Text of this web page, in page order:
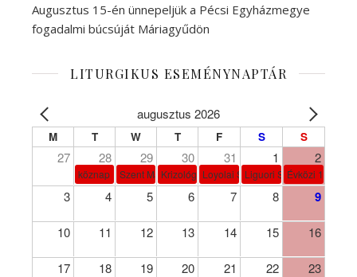
Augusztus 15-én ünnepeljük a Pécsi Egyházmegye
fogadalmi búcsúját Máriagyűdön
LITURGIKUS ESEMÉNYNAPTÁR
augusztus 2026
M T W T F S S
27 28 29 30 31 1 2
köznap Szent Márta, Mária és Lázár
Krizológ Szent Péter
Loyolai Szent IgnácLiguori Szent Alfonz pk-et.
Évközi 18.
3 4 5 6 7 8 9
10 11 12 13 14 15 16
17 18 19 20 21 22 23